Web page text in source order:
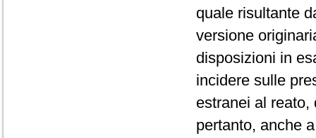
quale risultante
versione
disposizioni in
incidere sulle
estranei al
pertanto, anche